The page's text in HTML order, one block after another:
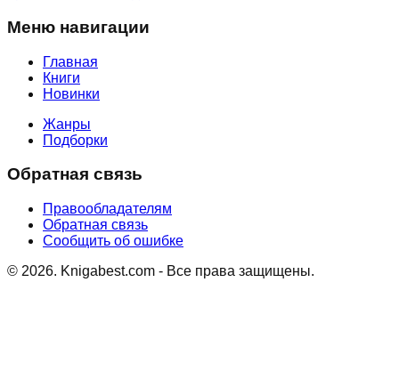
Меню навигации
Главная
Книги
Новинки
Жанры
Подборки
Обратная связь
Правообладателям
Обратная связь
Сообщить об ошибке
© 2026. Knigabest.com - Все права защищены.